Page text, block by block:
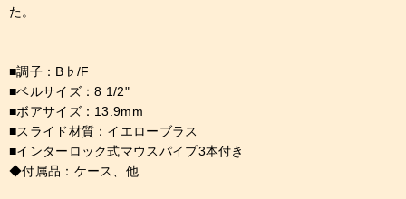
た。
■調子：B♭/F
■ベルサイズ：8 1/2"
■ボアサイズ：13.9mm
■スライド材質：イエローブラス
■インターロック式マウスパイプ3本付き
◆付属品：ケース、他